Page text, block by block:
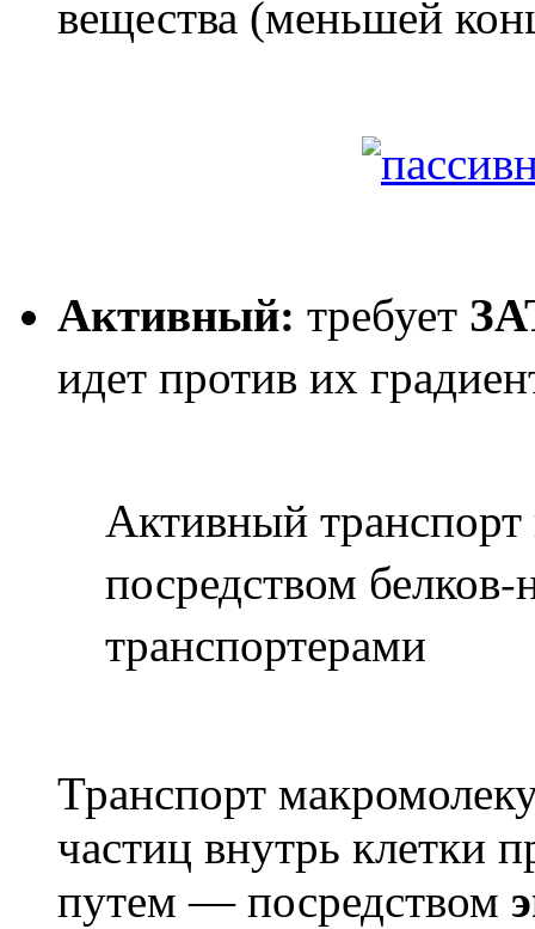
вещества (меньшей
Активный: требует
идет против их
Активный транспорт
посредством
транспортерами
Транспорт
частиц внутрь клетки
путем — посредством